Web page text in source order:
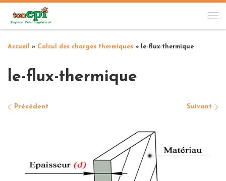
Passer au contenu
Accueil » Calcul des charges thermiques » le-flux-thermique
le-flux-thermique
Navigation des images
Précédent Suivant